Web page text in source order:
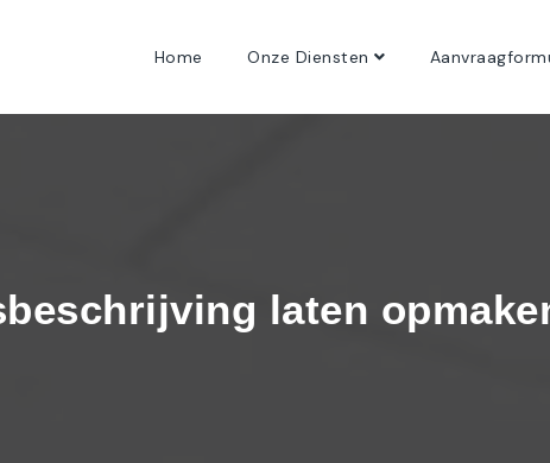
Home Onze Diensten
laten